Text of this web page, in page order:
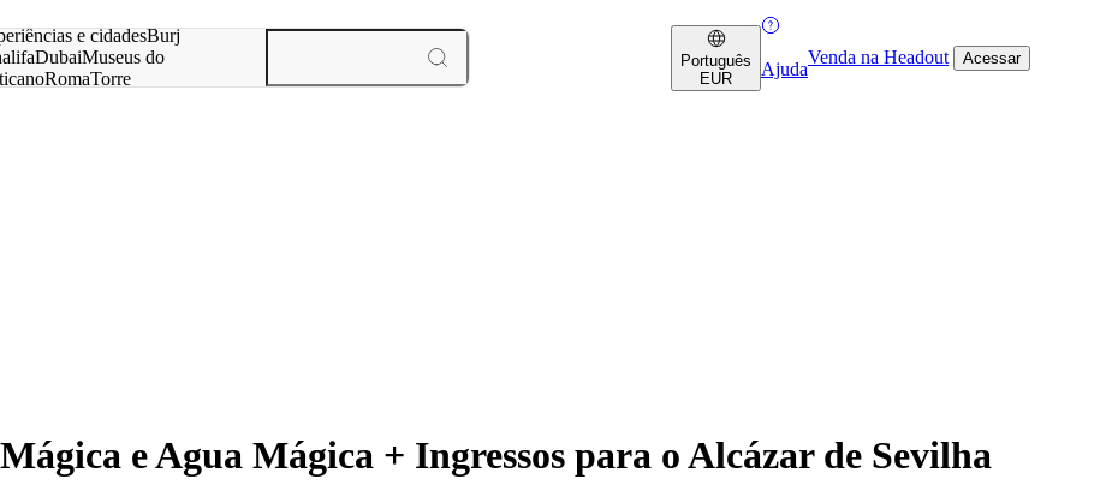
e cidadesBurj
DubaiMuseus do
RomaTorre
Português
EUR
Ajuda
Venda na Headout Acessar
e Agua Mágica + Ingressos para o Alcázar de Sevilha